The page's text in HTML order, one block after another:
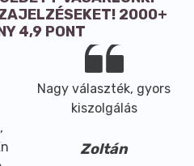
2000+
4,9 PONT
Nagy választék, gyors
kiszolgálás
Zoltán